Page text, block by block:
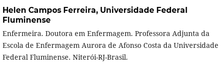
Helen Campos Ferreira, Universidade Federal
Fluminense
Enfermeira. Doutora em Enfermagem. Professora Adjunta da
Escola de Enfermagem Aurora de Afonso Costa da Universidade
Federal Fluminense. Niterói-RJ-Brasil.